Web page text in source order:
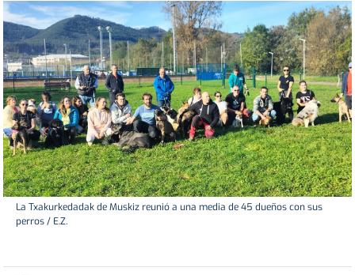
La Txakurkedadak de Muskiz reunió a una media de 45 dueños con sus
perros / E.Z.